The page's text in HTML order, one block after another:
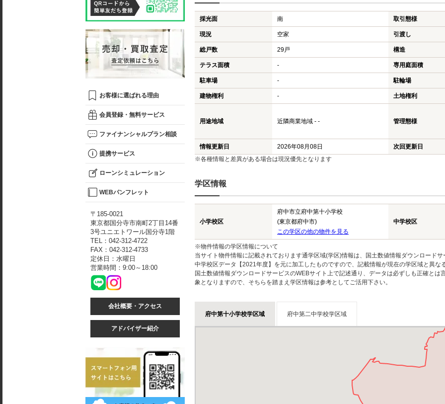
採光面 南 取引態様
現況 空家 引渡し
総戸数 29戸 構造
テラス面積 - 専用庭面積
駐車場 - 駐輪場
建物権利 - 土地権利
用途地域 近隣商業地域 - - 管理態様
情報更新日 2026年08月08日
次回更新日
※各種情報と差異がある場合は現況優先となります
学区情報
小学校区
府中市立府中第十小学校
(東京都府中市)
この学区の他の物件を見る
中学校区
※物件情報の学区情報について
当サイト物件情報に記載されております通学区域(学区)情報は、国土数値情報ダウンロード
中学校区データ【2021年度】を元に加工したものですので、記載情報が現在の学区域と異な
国土数値情報ダウンロードサービスのWEBサイト上で記述通り、データは必ずしも正確と
象となりますので、そちらを踏まえ学区情報は参考としてご活用下さい。
府中第十小学校学区域 府中第二中学校学区域
お客様に選ばれる理由
会員登録・無料サービス
ファイナンシャルプラン相談
提携サービス
ローンシミュレーション
WEBパンフレット
〒185-0021
東京都国分寺市南町2丁目14番
3号ユニエトワール国分寺1階
TEL：042-312-4722
FAX：042-312-4733
定休日：水曜日
営業時間：9:00～18:00
会社概要・アクセス
アドバイザー紹介